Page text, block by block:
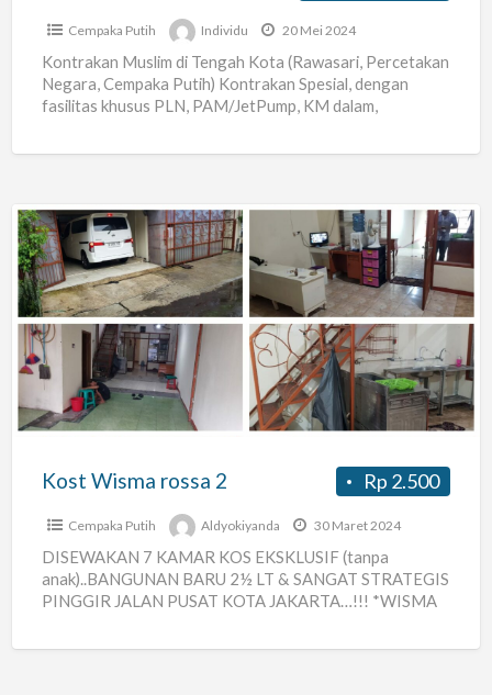
Cempaka Putih Individu 20 Mei 2024
Kontrakan Muslim di Tengah Kota (Rawasari, Percetakan
Negara, Cempaka Putih) Kontrakan Spesial, dengan
fasilitas khusus PLN, PAM/JetPump, KM dalam,
Kost
Wisma
rossa
Rp 2.500
Kost Wisma rossa 2
Cempaka Putih Aldyokiyanda 30 Maret 2024
DISEWAKAN 7 KAMAR KOS EKSKLUSIF (tanpa
anak)..BANGUNAN BARU 2½ LT & SANGAT STRATEGIS
PINGGIR JALAN PUSAT KOTA JAKARTA…!!! *WISMA